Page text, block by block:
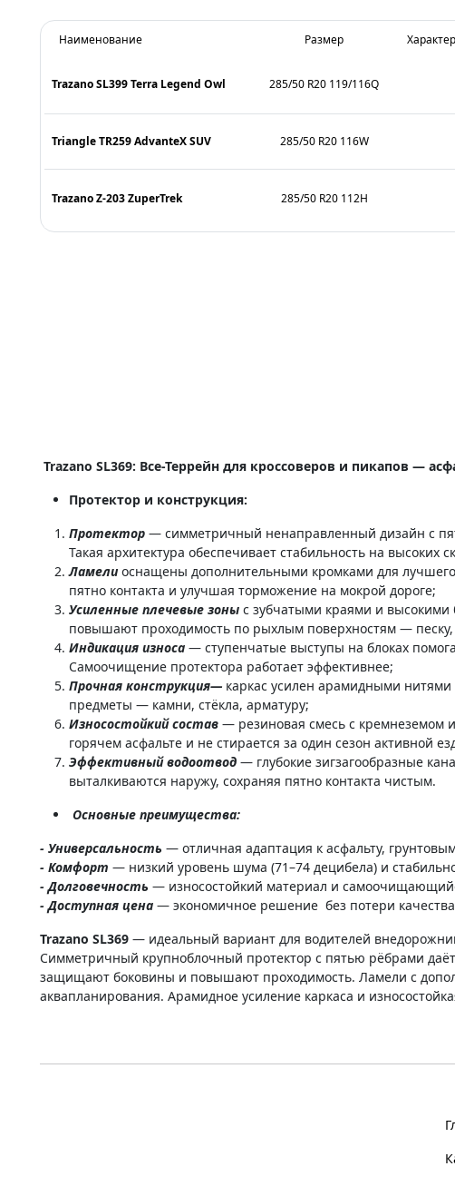
Наименование Размер
Trazano SL399 Terra Legend Owl 285/50 R20 119/116Q
Triangle TR259 AdvanteX SUV 285/50 R20 116W
Trazano Z-203 ZuperTrek 285/50 R20 112H
Trazano SL369: Все-Террейн для кроссоверов и пикапов —
Протектор и конструкция:
Протектор — симметричный ненаправленный дизайн с
Такая архитектура обеспечивает стабильность на высоких
Ламелиоснащены дополнительными кромками для
пятно контакта и улучшая торможение на мокрой дороге;
Усиленные плечевые зоны с зубчатыми краями и
повышают проходимость по рыхлым поверхностям —
Индикация износа — ступенчатые выступы на блоках
Самоочищение протектора работает эффективнее;
Прочная конструкция— каркас усилен арамидными
предметы — камни, стёкла, арматуру;
Износостойкий состав — резиновая смесь с кремнеземом
горячем асфальте и не стирается за один сезон активной
Эффективный водоотвод — глубокие зигзагообразные
выталкиваются наружу, сохраняя пятно контакта чистым.
Основные преимущества:
- Универсальность — отличная адаптация к асфальту,
- Комфорт — низкий уровень шума (71–74 децибела) и
- Долговечность — износостойкий материал и
- Доступная цена — экономичное решение без потери
Trazano SL369 — идеальный вариант для водителей
Симметричный крупноблочный протектор с пятью рёбрами
защищают боковины и повышают проходимость. Ламели с
аквапланирования. Арамидное усиление каркаса и